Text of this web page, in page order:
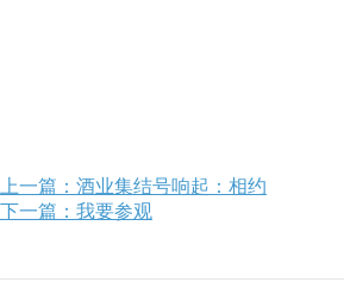
上一篇：酒业集结号响起：相约
下一篇：我要参观